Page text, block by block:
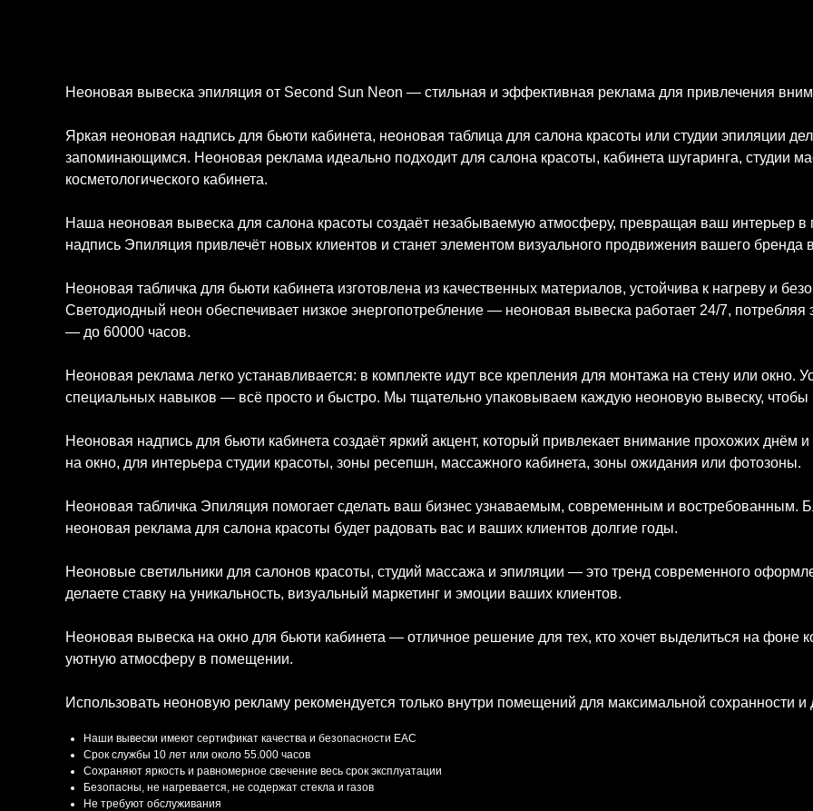
Неоновая вывеска эпиляция от Second Sun Neon — стильная и эффективная реклама для привлечения
Яркая неоновая надпись для бьюти кабинета, неоновая таблица для салона красоты или студии эпиляции
запоминающимся. Неоновая реклама идеально подходит для салона красоты, кабинета шугаринга, студии
косметологического кабинета.
Наша неоновая вывеска для салона красоты создаёт незабываемую атмосферу, превращая ваш интерьер
надпись Эпиляция привлечёт новых клиентов и станет элементом визуального продвижения вашего бренда
Неоновая табличка для бьюти кабинета изготовлена из качественных материалов, устойчива к нагреву и
Светодиодный неон обеспечивает низкое энергопотребление — неоновая вывеска работает 24/7,
— до 60000 часов.
Неоновая реклама легко устанавливается: в комплекте идут все крепления для монтажа на стену или окно.
специальных навыков — всё просто и быстро. Мы тщательно упаковываем каждую неоновую вывеску,
Неоновая надпись для бьюти кабинета создаёт яркий акцент, который привлекает внимание прохожих днём
на окно, для интерьера студии красоты, зоны ресепшн, массажного кабинета, зоны ожидания или фотозоны.
Неоновая табличка Эпиляция помогает сделать ваш бизнес узнаваемым, современным и востребованным.
неоновая реклама для салона красоты будет радовать вас и ваших клиентов долгие годы.
Неоновые светильники для салонов красоты, студий массажа и эпиляции — это тренд современного
делаете ставку на уникальность, визуальный маркетинг и эмоции ваших клиентов.
Неоновая вывеска на окно для бьюти кабинета — отличное решение для тех, кто хочет выделиться на фоне
уютную атмосферу в помещении.
Использовать неоновую рекламу рекомендуется только внутри помещений для максимальной сохранности и
Наши вывески имеют сертификат качества и безопасности EAC
Срок службы 10 лет или около 55.000 часов
Сохраняют яркость и равномерное свечение весь срок эксплуатации
Безопасны, не нагревается, не содержат стекла и газов
Не требуют обслуживания